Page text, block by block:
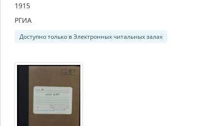
1915
РГИА
Доступно только в Электронных читальных залах